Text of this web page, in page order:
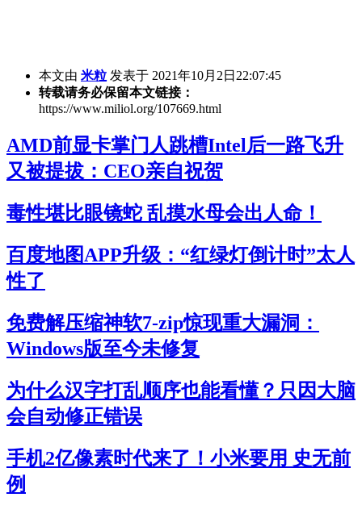
本文由 米粒 发表于 2021年10月2日22:07:45
转载请务必保留本文链接：
https://www.miliol.org/107669.html
AMD前显卡掌门人跳槽Intel后一路飞升
又被提拔：CEO亲自祝贺
毒性堪比眼镜蛇 乱摸水母会出人命！
百度地图APP升级：“红绿灯倒计时”太人
性了
免费解压缩神软7-zip惊现重大漏洞：
Windows版至今未修复
为什么汉字打乱顺序也能看懂？只因大脑
会自动修正错误
手机2亿像素时代来了！小米要用 史无前
例